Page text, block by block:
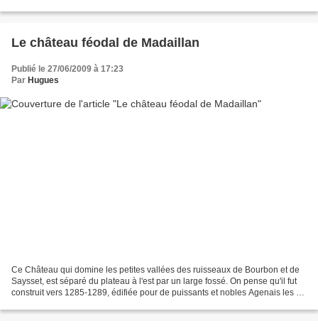
Le château féodal de Madaillan
Publié le 27/06/2009 à 17:23
Par Hugues
Ce Château qui domine les petites vallées des ruisseaux de Bourbon et de
Saysset, est séparé du plateau à l'est par un large fossé. On pense qu'il fut
construit vers 1285-1289, édifiée pour de puissants et nobles Agenais les du